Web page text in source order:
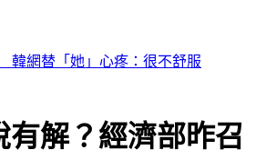
陸委會曝「這類人」最危險
有解？經濟部昨召